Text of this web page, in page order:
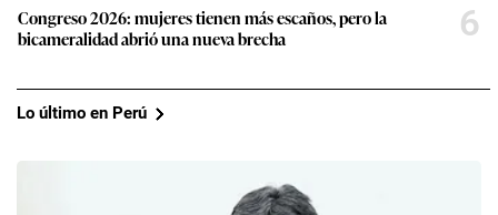
Congreso 2026: mujeres tienen más escaños, pero la
bicameralidad abrió una nueva brecha
6
Lo último en Perú